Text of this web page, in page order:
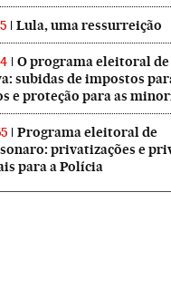
Lula, uma ressurreição
O programa eleitoral de
subidas de impostos
e proteção para as
Programa eleitoral de
privatizações e
para a Polícia